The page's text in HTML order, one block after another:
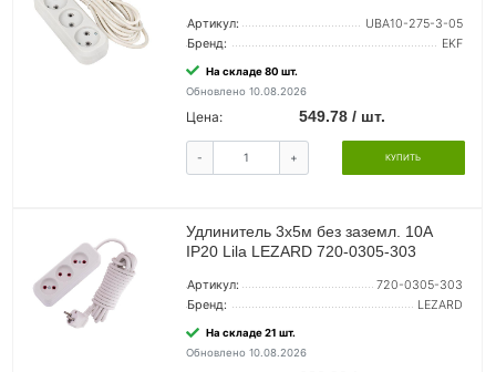
Артикул:
UBA10-275-3-05
Бренд:
EKF
На складе 80 шт.
Обновлено 10.08.2026
Цена: 549.78 / шт.
- + КУПИТЬ
Удлинитель 3х5м без заземл. 10А
IP20 Lila LEZARD 720-0305-303
Артикул:
720-0305-303
Бренд:
LEZARD
На складе 21 шт.
Обновлено 10.08.2026